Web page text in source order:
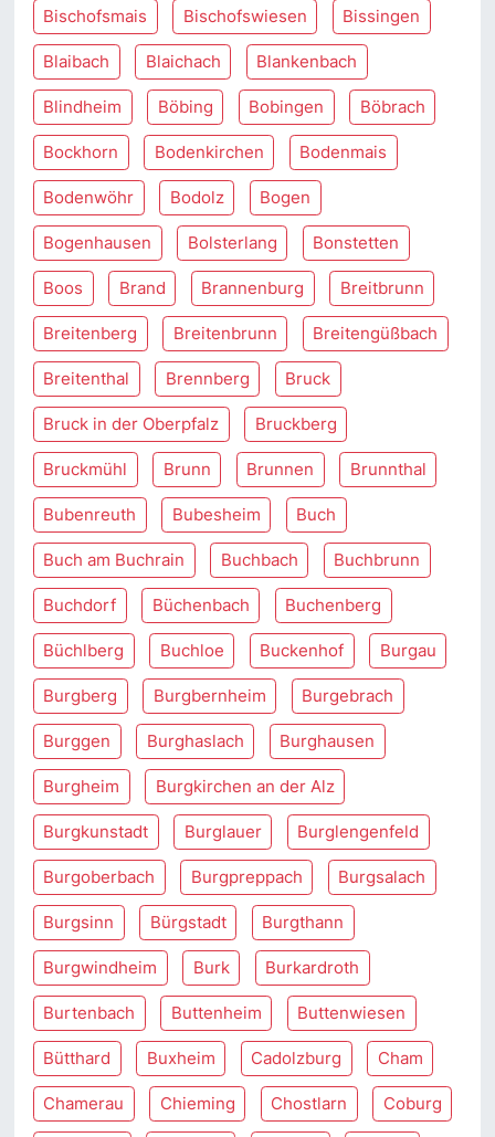
Bischofsmais Bischofswiesen Bissingen
Blaibach Blaichach Blankenbach
Blindheim Böbing Bobingen Böbrach
Bockhorn Bodenkirchen Bodenmais
Bodenwöhr Bodolz Bogen
Bogenhausen Bolsterlang Bonstetten
Boos Brand Brannenburg Breitbrunn
Breitenberg Breitenbrunn Breitengüßbach
Breitenthal Brennberg Bruck
Bruck in der Oberpfalz Bruckberg
Bruckmühl Brunn Brunnen Brunnthal
Bubenreuth Bubesheim Buch
Buch am Buchrain Buchbach Buchbrunn
Buchdorf Büchenbach Buchenberg
Büchlberg Buchloe Buckenhof Burgau
Burgberg Burgbernheim Burgebrach
Burggen Burghaslach Burghausen
Burgheim Burgkirchen an der Alz
Burgkunstadt Burglauer Burglengenfeld
Burgoberbach Burgpreppach Burgsalach
Burgsinn Bürgstadt Burgthann
Burgwindheim Burk Burkardroth
Burtenbach Buttenheim Buttenwiesen
Bütthard Buxheim Cadolzburg Cham
Chamerau Chieming Chostlarn Coburg